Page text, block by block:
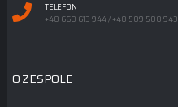
TELEFON
+48 660 613 944 / +48 509 508 943
O ZESPOLE